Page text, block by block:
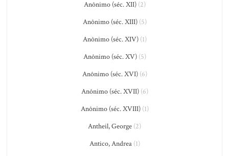
Anônimo (séc. XII)(2)
Anônimo (séc. XIII)(5)
Anônimo (séc. XIV)(1)
Anônimo (séc. XV)(5)
Anônimo (séc. XVI)(6)
Anônimo (séc. XVII)(6)
Anônimo (séc. XVIII)(1)
Antheil, George (2)
Antico, Andrea(1)